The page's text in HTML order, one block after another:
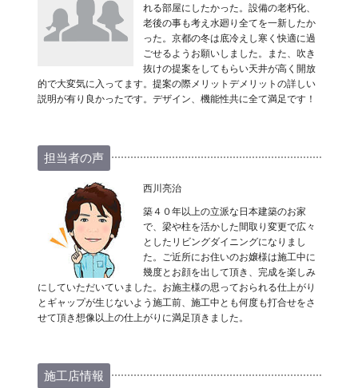
れる部屋にしたかった。設備の老朽化、
老後の事も考え水廻り全てを一新したか
った。京都の冬は底冷えし寒く快適に過
ごせるようお願いしました。また、吹き
抜けの提案をしてもらい天井が高く開放
的で大変気に入ってます。提案の際メリットデメリットの詳しい
説明が有り良かったです。デザイン、機能性共に全て満足です！
担当者の声
西川亮治
築４０年以上の立派な日本建築のお家
で、梁や柱を活かした間取り変更で広々
としたリビングダイニングになりまし
た。ご近所にお住いのお嬢様は施工中に
幾度とお顔を出して頂き、完成を楽しみ
にしていただいていました。お施主様の思っておられる仕上がり
とギャップが生じないよう施工前、施工中とも何度も打合せをさ
せて頂き想像以上の仕上がりに満足頂きました。
施工店情報